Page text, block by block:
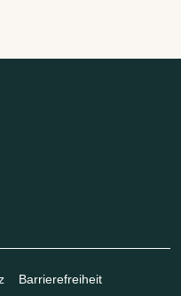
Barrierefreiheit